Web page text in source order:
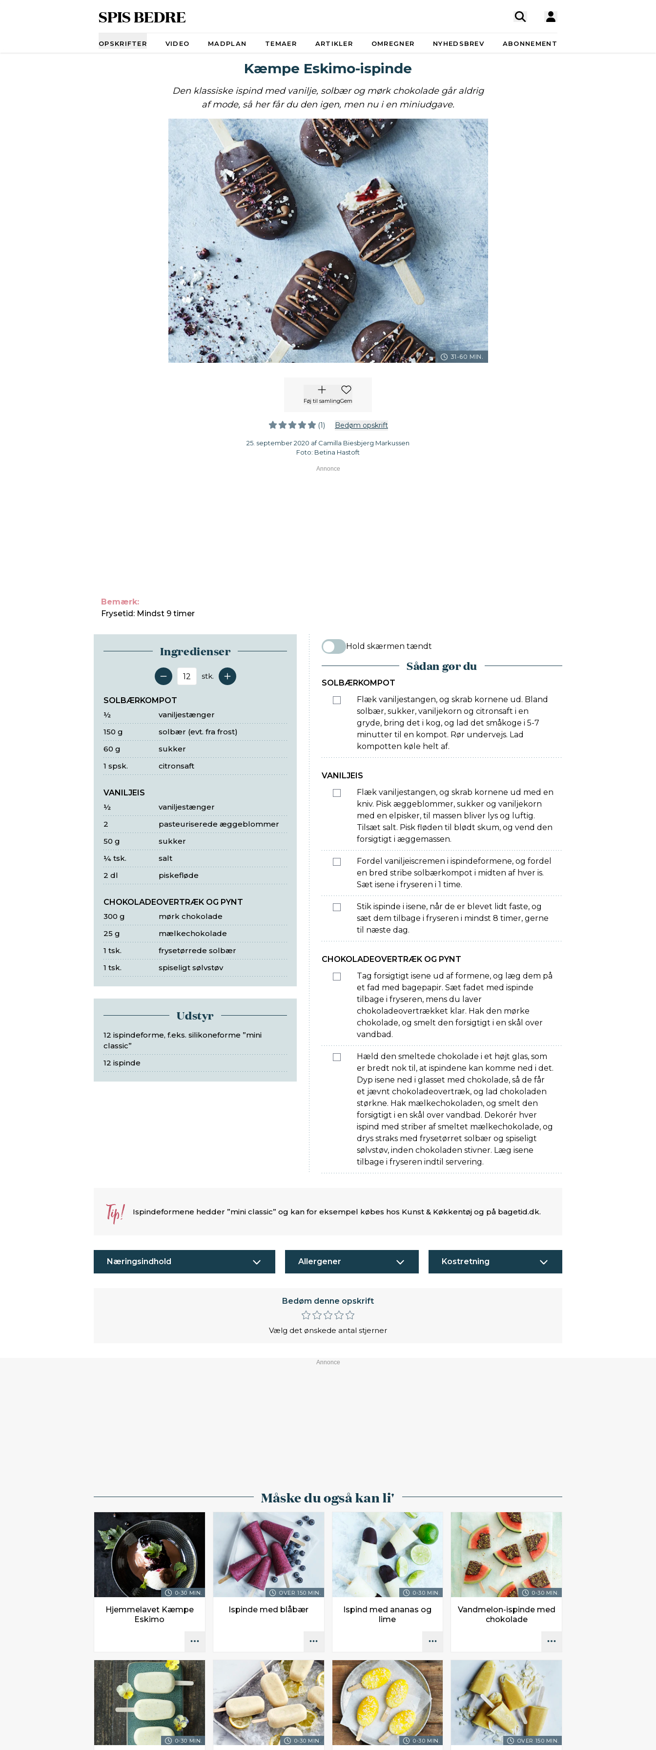
SPIS BEDRE
OPSKRIFTER VIDEO MADPLAN TEMAER ARTIKLER OMREGNER NYHEDSBREV ABONNEMENT
Kæmpe Eskimo-ispinde
Den klassiske ispind med vanilje, solbær og mørk chokolade går aldrig
af mode, så her får du den igen, men nu i en miniudgave.
31-60 MIN.
Føj til samlingGem
(1) Bedøm opskrift
25. september 2020 af Camilla Biesbjerg Markussen
Foto: Betina Hastoft
Bemærk:
Frysetid: Mindst 9 timer
Ingredienser
Antal serveringer
stk.
SOLBÆRKOMPOT
vaniljestænger
½
solbær (evt. fra frost)
150 g
sukker
60 g
citronsaft
1 spsk.
VANILJEIS
vaniljestænger
½
pasteuriserede æggeblommer
2
sukker
50 g
salt
¼ tsk.
piskefløde
2 dl
CHOKOLADEOVERTRÆK OG PYNT
mørk chokolade
300 g
mælkechokolade
25 g
frysetørrede solbær
1 tsk.
spiseligt sølvstøv
1 tsk.
Udstyr
12 ispindeforme, f.eks. silikoneforme ”mini
classic”
12 ispinde
Hold skærmen tændt
Sådan gør du
SOLBÆRKOMPOT
Flæk vaniljestangen, og skrab kornene ud. Bland
solbær, sukker, vaniljekorn og citronsaft i en
gryde, bring det i kog, og lad det småkoge i 5-7
minutter til en kompot. Rør undervejs. Lad
kompotten køle helt af.
VANILJEIS
Flæk vaniljestangen, og skrab kornene ud med en
kniv. Pisk æggeblommer, sukker og vaniljekorn
med en elpisker, til massen bliver lys og luftig.
Tilsæt salt. Pisk fløden til blødt skum, og vend den
forsigtigt i æggemassen.
Fordel vaniljeiscremen i ispindeformene, og fordel
en bred stribe solbærkompot i midten af hver is.
Sæt isene i fryseren i 1 time.
Stik ispinde i isene, når de er blevet lidt faste, og
sæt dem tilbage i fryseren i mindst 8 timer, gerne
til næste dag.
CHOKOLADEOVERTRÆK OG PYNT
Tag forsigtigt isene ud af formene, og læg dem på
et fad med bagepapir. Sæt fadet med ispinde
tilbage i fryseren, mens du laver
chokoladeovertrækket klar. Hak den mørke
chokolade, og smelt den forsigtigt i en skål over
vandbad.
Hæld den smeltede chokolade i et højt glas, som
er bredt nok til, at ispindene kan komme ned i det.
Dyp isene ned i glasset med chokolade, så de får
et jævnt chokoladeovertræk, og lad chokoladen
størkne. Hak mælkechokoladen, og smelt den
forsigtigt i en skål over vandbad. Dekorér hver
ispind med striber af smeltet mælkechokolade, og
drys straks med frysetørret solbær og spiseligt
sølvstøv, inden chokoladen stivner. Læg isene
tilbage i fryseren indtil servering.
Tip! Ispindeformene hedder ”mini classic” og kan for eksempel købes hos Kunst & Køkkentøj og på bagetid.dk.
Næringsindhold Allergener Kostretning
Bedøm denne opskrift
Vælg det ønskede antal stjerner
Måske du også kan li'
0-30 MIN.
Hjemmelavet Kæmpe
Eskimo
OVER 150 MIN.
Ispinde med blåbær
0-30 MIN.
Ispind med ananas og
lime
0-30 MIN.
Vandmelon-ispinde med
chokolade
0-30 MIN. 0-30 MIN. 0-30 MIN. OVER 150 MIN.